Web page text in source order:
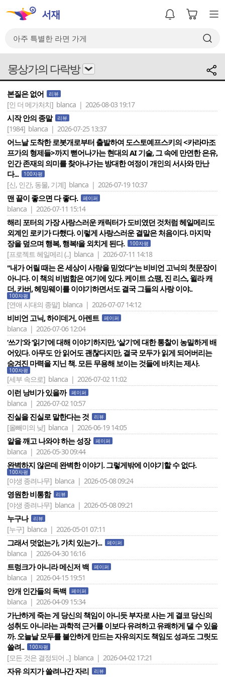
몽상가의 다락방
본질은 없어 리뷰
[인 더 메가처치] blanca | 2026-08-03 19:17
시작 안의 종말 리뷰
[1984] blanca | 2026-07-25 13:37
어느날 도착한 로봇개로부터 출발하여 도스토예프스키의 <카라마조
프가의 형제들>까지 뻗어나가는 현대의 AI 기술, 그 속에 만연한 은유,
인간 존재의 의미를 찾아나가는 방대한 여정이 개인의 서사와 만난
다...
100자평
[신, 인간, 동물, 기계] blanca | 2026-07-19 10:37
맨 끝이 좋으면 다 좋다. 페이퍼
blanca | 2026-07-11 15:14
해리 포터의 가장 사랑스러운 캐릭터가 도비였던 것처럼 헤일메리도
외계인 로키가 다했다. 이렇게 사랑스러운 결말은 처음이다. 마지막
장을 덮으며 행복, 행복!을 외치게 된다.
100자평
[프로젝트 헤일메리 (..] blanca | 2026-07-11 14:18
"내가 어릴 때는 온 세상이 사랑을 믿었다"는 비비언 고닉의 첫문장이
아니다. 이 책의 비범함은 여기에 있다. 케이트 쇼팽, 진 리스, 윌라 캐
더, 카버, 헤밍웨이를 이야기하면서도 결국 그들의 사랑 이야..
100자평
[연애 시대의 종말] blanca | 2026-07-07 14:12
비비언 고닉, 하이데거, 아렌트 페이퍼
blanca | 2026-07-06 12:04
‘쓰기‘와 ‘읽기‘에 대해 이야기하지만, ‘살기‘에 대한 통찰이 농밀하게 배
어있다. 아무도 안 읽어도 괜찮다지만, 결국 모두가 읽게 되어버리는
숨겨진 마력을 지닌 책. 모든 무용해 보이는 것들에 바치는 제사.
100자평
[세부 속으로] blanca | 2026-07-02 11:02
이런 낭비가 있을까 페이퍼
blanca | 2026-07-02 10:57
진실을 진실로 말한다는 것 리뷰
[올빼미의 낮] blanca | 2026-06-19 14:05
알을 깨고 나와야 하는 성장 페이퍼
blanca | 2026-05-30 09:44
완벽하지 않은데 완벽한 이야기. 그렇게밖에 이야기할 수 없다.
100자평
[야생 종려나무] blanca | 2026-05-08 09:24
영원한 비통함 리뷰
[야생 종려나무] blanca | 2026-05-08 09:21
누구나 리뷰
[누구] blanca | 2026-05-01 07:11
그래서 덧없는가, 가치 있는가... 페이퍼
blanca | 2026-04-30 16:16
트렁크가 아니라 메신저 백 페이퍼
blanca | 2026-04-15 19:51
안개 인간들의 독백 페이퍼
blanca | 2026-04-09 15:34
가난하게 죽는 게 당신의 책임이 아니듯 부자로 사는 게 결코 당신의
성취도 아니라는 과학적 근거를 이보다 유려하고 유쾌하게 댈 수 있을
까. 오늘날 모두를 불안하게 만드는 자유의지도 책임도 성과도 그릿도
쓸려..
100자평
[모든 것은 결정되어 ..] blanca | 2026-04-02 17:21
자유 의지가 쓸려나간 자리 리뷰